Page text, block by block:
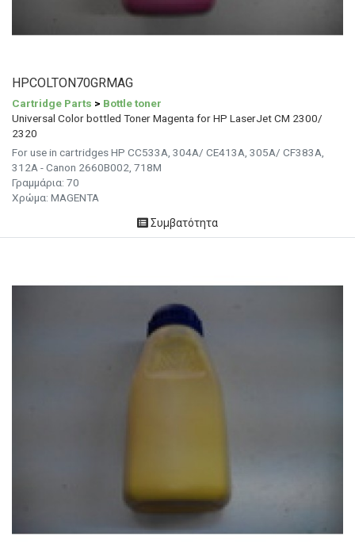
HPCOLTON70GRMAG
Cartridge Parts > Bottle toner
Universal Color bottled Toner Magenta for HP LaserJet CM 2300/
2320
For use in cartridges HP CC533A, 304A/ CE413A, 305A/ CF383A,
312A - Canon 2660B002, 718M
Γραμμάρια: 70
Χρώμα: MAGENTA
Συμβατότητα